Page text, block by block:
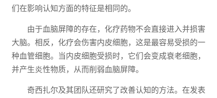
们在影响认知方面的特征是相同的。
由于血脑屏障的存在，化疗药物不会直接进入并损害
大脑。相反，化疗会伤害内皮细胞，这是最容易受损的一
种血管细胞。当内皮细胞受损时，它们会变成衰老细胞，
并产生炎性物质，从而削弱血脑屏障。
奇西扎尔及其团队还研究了改善认知的方法。在发表